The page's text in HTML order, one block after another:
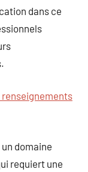
dans ce
renseignements
domaine
requiert une